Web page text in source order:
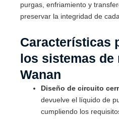
purgas, enfriamiento y
preservar la integridad de
Características
los sistemas de
Wanan
Diseño de circuito
devuelve el líquido de
cumpliendo los